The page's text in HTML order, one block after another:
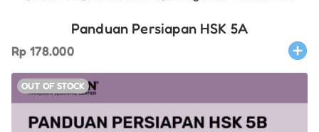
Panduan Persiapan HSK 5A
Rp 178.000
OUT OF STOCK